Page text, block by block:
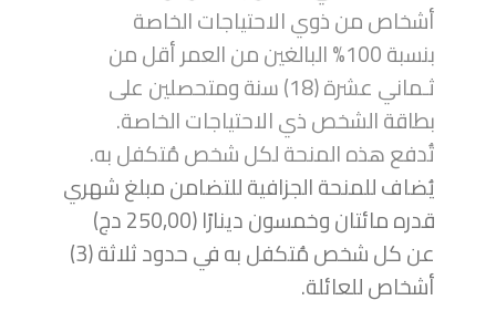
أشخاص من ذوي الاحتياجات الخاصة
بنسبة 100% البالغين من العمر أقل من
ثـماني عشرة (18) سنة ومتحصلين على
بطاقة الشخص ذي الاحتياجات الخاصة.
تُدفع هذه المنحة لكل شخص مُتكفل به.
يُضاف للمنحة الجزافية للتضامن مبلغ شهري
قدره مائتان وخمسون دينارًا (250,00 دج)
عن كل شخص مُتكفل به في حدود ثلاثة (3)
أشخاص للعائلة.